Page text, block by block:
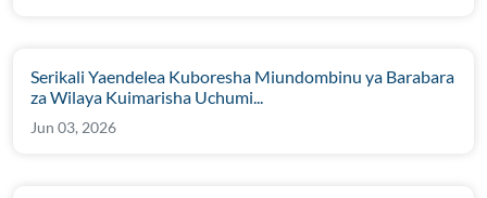
Serikali Yaendelea Kuboresha Miundombinu ya Barabara
za Wilaya Kuimarisha Uchumi...
Jun 03, 2026